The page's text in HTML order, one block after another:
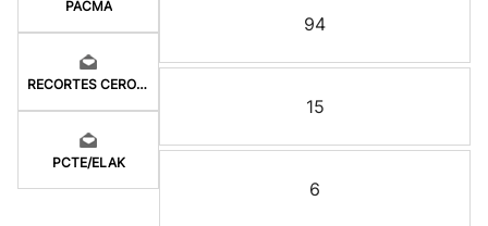
PACMA
RECORTES CERO-GV
PCTE/ELAK
94
15
6